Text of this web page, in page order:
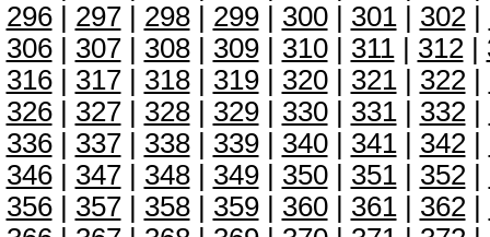
296| 297| 298| 299| 300| 301| 302|
306| 307| 308| 309| 310| 311| 312|
316| 317| 318| 319| 320| 321| 322|
326| 327| 328| 329| 330| 331| 332|
336| 337| 338| 339| 340| 341| 342|
346| 347| 348| 349| 350| 351| 352|
356| 357| 358| 359| 360| 361| 362|